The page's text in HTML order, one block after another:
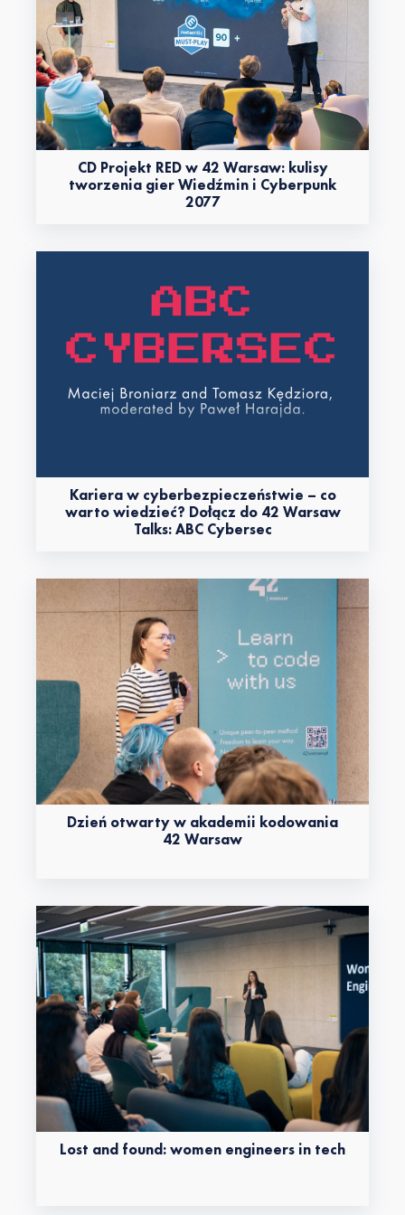
CD Projekt RED w 42 Warsaw: kulisy
tworzenia gier Wiedźmin i Cyberpunk
2077
Kariera w cyberbezpieczeństwie – co
warto wiedzieć? Dołącz do 42 Warsaw
Talks: ABC Cybersec
Dzień otwarty w akademii kodowania
42 Warsaw
Lost and found: women engineers in tech